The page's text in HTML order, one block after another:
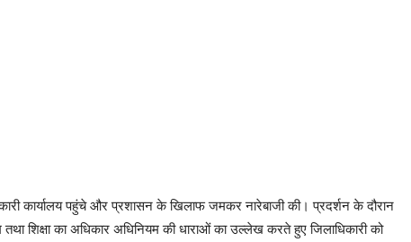
कार्यालय पहुंचे और प्रशासन के खिलाफ जमकर नारेबाजी की। प्रदर्शन के दौरान
तथा शिक्षा का अधिकार अधिनियम की धाराओं का उल्लेख करते हुए जिलाधिकारी को